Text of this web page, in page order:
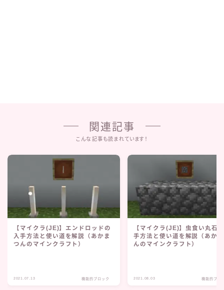
関連記事
こんな記事も読まれています！
【マイクラ(JE)】エンドロッドの
入手方法と使い道を解説（あかま
つんのマインクラフト）
2021.07.13 機能的ブロック
【マイクラ(JE)】虫食い丸石
手方法と使い道を解説（あか
んのマインクラフト）
2021.08.03 機能的ブロ